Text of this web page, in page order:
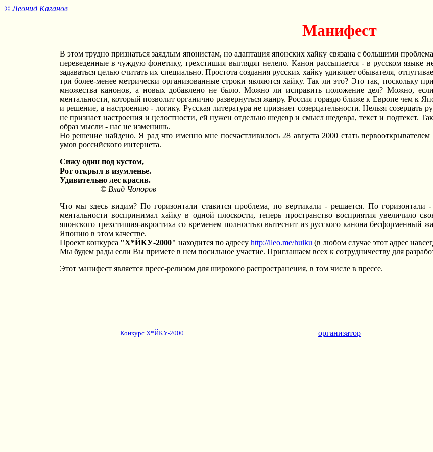
© Леонид Каганов
Манифест
В этом трудно признаться заядлым японистам, но адаптация японских хайку связана с большими
переведенные в чуждую фонетику, трехстишия выглядят нелепо. Канон рассыпается - в русском языке
задаваться целью считать их специально. Простота создания русских хайку удивляет обывателя,
три более-менее метрически организованные строки являются хайку. Так ли это? Это так, поскольку
множества канонов, а новых добавлено не было. Можно ли исправить положение дел? Можно,
ментальности, который позволит органично развернуться жанру. Россия гораздо ближе к Европе чем к
и решение, а настроению - логику. Русская литература не признает созерцательности. Нельзя созерцать
не признает настроения и целостности, ей нужен отдельно шедевр и смысл шедевра, текст и подтекст.
образ мысли - нас не изменишь.
Но решение найдено. Я рад что именно мне посчастливилось 28 августа 2000 стать
умов российского интернета.
Сижу один под кустом,
Рот открыл в изумленье.
Удивительно лес красив.
© Влад Чопоров
Что мы здесь видим? По горизонтали ставится проблема, по вертикали - решается. По
ментальности воспринимал хайку в одной плоскости, теперь пространство восприятия увеличило
японского трехстишия-акростиха со временем полностью вытеснит из русского канона бесформенный
Японию в этом качестве.
Проект конкурса "Х*ЙКУ-2000" находится по адресу http://lleo.me/huiku (в любом случае этот адрес
Мы будем рады если Вы примете в нем посильное участие. Приглашаем всех к сотрудничеству для
Этот манифест является пресс-релизом для широкого распространения, в том числе в прессе.
Конкурс Х*ЙКУ-2000 организатор